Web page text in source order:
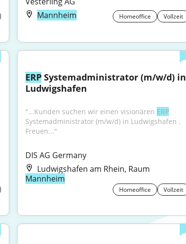
Mannheim
Homeoffice Vollzeit
ERP Systemadministrator (m/w/d) in
Ludwigshafen
"...Kunden suchen wir einen visionären ERP
Systemadministrator (m/w/d) in Ludwigshafen .
Freuen..."
DIS AG Germany
Ludwigshafen am Rhein, Raum
Mannheim
Homeoffice Vollzeit